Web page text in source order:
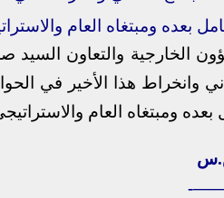
الخارجية والتعاون السيد
ومبتغاه العام